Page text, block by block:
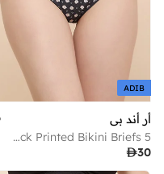
ADIB
أر أند بي
5 Pack Printed Bikini Briefs
30